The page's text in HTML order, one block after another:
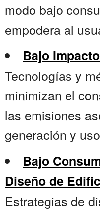
modo bajo
empodera al
Bajo
Tecnologías y
minimizan el
las emisiones
generación y
Bajo
Diseño de
Estrategias de